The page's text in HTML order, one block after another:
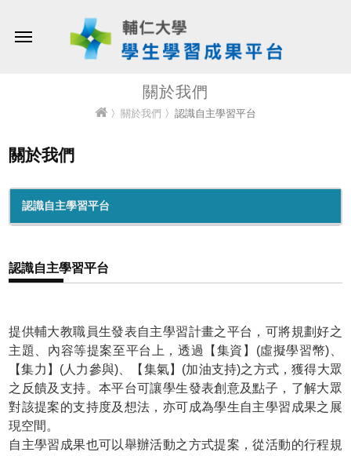
關於我們
〉 關於我們 〉認識自主學習平台
關於我們
認識自主學習平台
認識自主學習平台
提供輔大教職員生發表自主學習計畫之平台，可將規劃好之
主題、內容等提案至平台上，透過【集資】(虛擬學習幣)、
【集力】(人力參與)、【集氣】(加油支持)之方式，獲得大眾
之反饋及支持。本平台可讓學生發表創意及點子，了解大眾
對該提案的支持度及想法，亦可成為學生自主學習成果之展
現空間。
自主學習成果也可以舉辦活動之方式提案，從活動的行程規